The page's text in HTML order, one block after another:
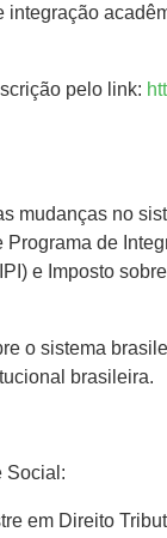
pelo link:
mudanças no
de
e Imposto
o sistema
brasileira.
Social:
em Direito